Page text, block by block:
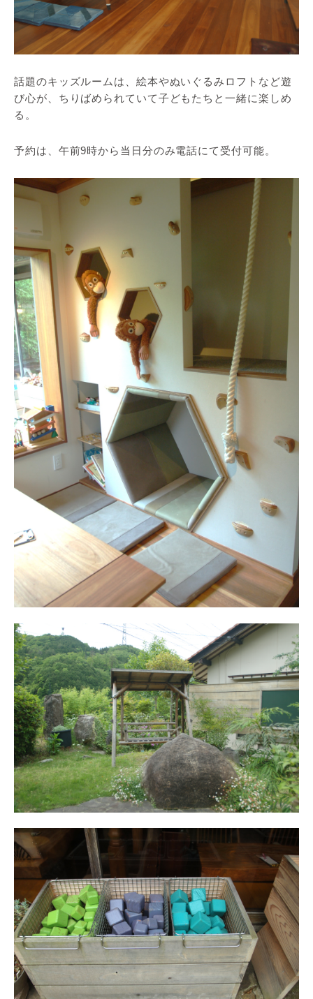
話題のキッズルームは、絵本やぬいぐるみロフトなど遊
び心が、ちりばめられていて子どもたちと一緒に楽しめ
る。
予約は、午前9時から当日分のみ電話にて受付可能。